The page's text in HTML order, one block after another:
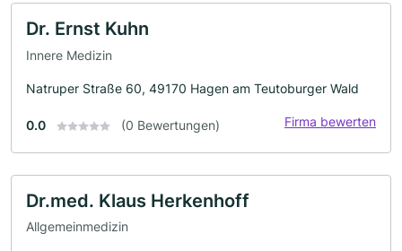
Dr. Ernst Kuhn
Innere Medizin
Natruper Straße 60, 49170 Hagen am Teutoburger Wald
0.0 (0 Bewertungen) Firma bewerten
Dr.med. Klaus Herkenhoff
Allgemeinmedizin